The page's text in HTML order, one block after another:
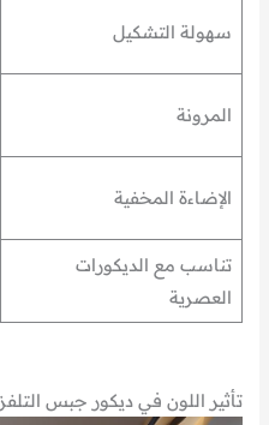
سهولة التشكيل
المرونة
الإضاءة المخفية
تناسب مع الديكورات
العصرية
تأثير اللون في ديكور جبس